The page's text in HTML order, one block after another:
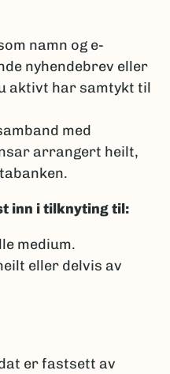
namn og e-
nyhendebrev eller
aktivt har samtykt til
med
arrangert heilt,
inn i tilknyting til:
medium.
eller delvis av
er fastsett av